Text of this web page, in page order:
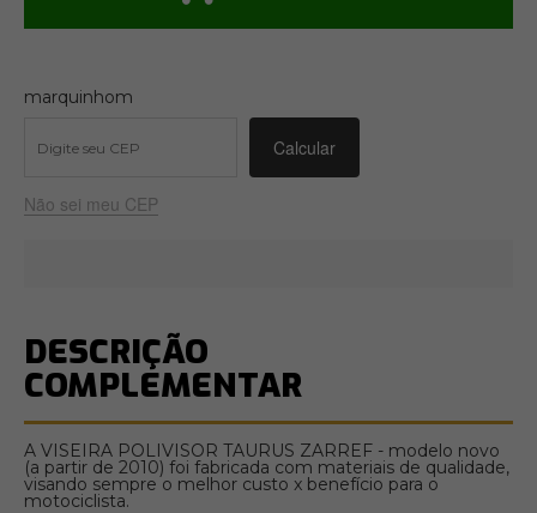
marquinhom
Não sei meu CEP
DESCRIÇÃO
COMPLEMENTAR
A VISEIRA POLIVISOR TAURUS ZARREF - modelo novo
(a partir de 2010) foi fabricada com materiais de qualidade,
visando sempre o melhor custo x benefício para o
motociclista.